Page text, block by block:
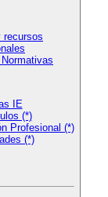
recursos
IE
(*)
Profesional (*)
(*)